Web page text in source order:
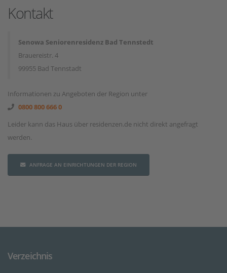
Kontakt
Senowa Seniorenresidenz Bad Tennstedt
Brauereistr. 4
99955 Bad Tennstadt
Informationen zu Angeboten der Region unter
0800 800 666 0
Leider kann das Haus über residenzen.de nicht direkt angefragt
werden.
ANFRAGE AN EINRICHTUNGEN DER REGION
Verzeichnis